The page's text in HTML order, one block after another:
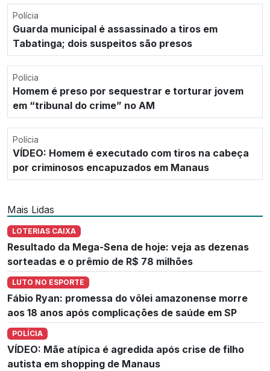
Polícia
Guarda municipal é assassinado a tiros em
Tabatinga; dois suspeitos são presos
Polícia
Homem é preso por sequestrar e torturar jovem
em “tribunal do crime” no AM
Polícia
VÍDEO: Homem é executado com tiros na cabeça
por criminosos encapuzados em Manaus
Mais Lidas
LOTERIAS CAIXA
Resultado da Mega-Sena de hoje: veja as dezenas
sorteadas e o prêmio de R$ 78 milhões
LUTO NO ESPORTE
Fábio Ryan: promessa do vôlei amazonense morre
aos 18 anos após complicações de saúde em SP
POLÍCIA
VÍDEO: Mãe atípica é agredida após crise de filho
autista em shopping de Manaus